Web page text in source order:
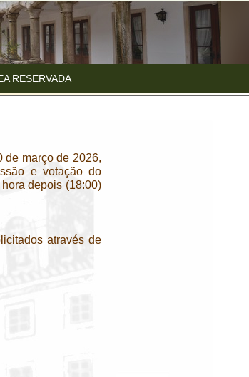
RESERVADA
de março de 2026,
e votação do
depois (18:00)
através de